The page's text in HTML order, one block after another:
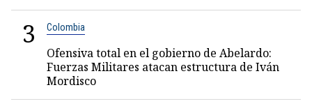
3 Colombia
Ofensiva total en el gobierno de Abelardo:
Fuerzas Militares atacan estructura de Iván
Mordisco